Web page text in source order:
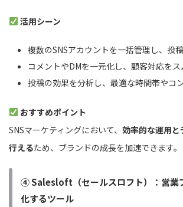
活用シーン
複数のSNSアカウントを一括管理し、投
コメントやDMを一元化し、顧客対応をス
投稿の効果を分析し、最適な時間帯やコ
おすすめポイント
SNSマーケティングにおいて、 効率的な運用
行えるため、ブランドの成長を加速できます。
④ Salesloft（セールスロフト）：営業
化するツール